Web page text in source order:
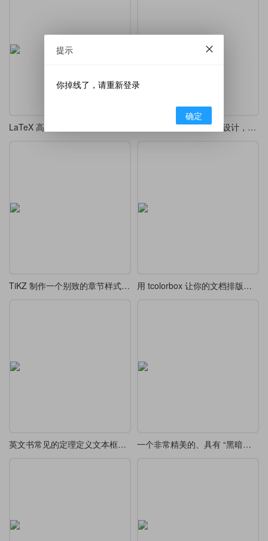
LaTeX 制作的版面样式设计，漂亮的 tcolorbox 盒子
TiKZ 制作一个别致的章节样式 chap 7 用 tcolorbox 让你的文档排版更精致
英文书常见的定理定义文本框设计欣赏 一个非常精美的、具有 “黑暗幻想” 风格 tcolorbox 定义
提示
你掉线了，请重新登录
确定